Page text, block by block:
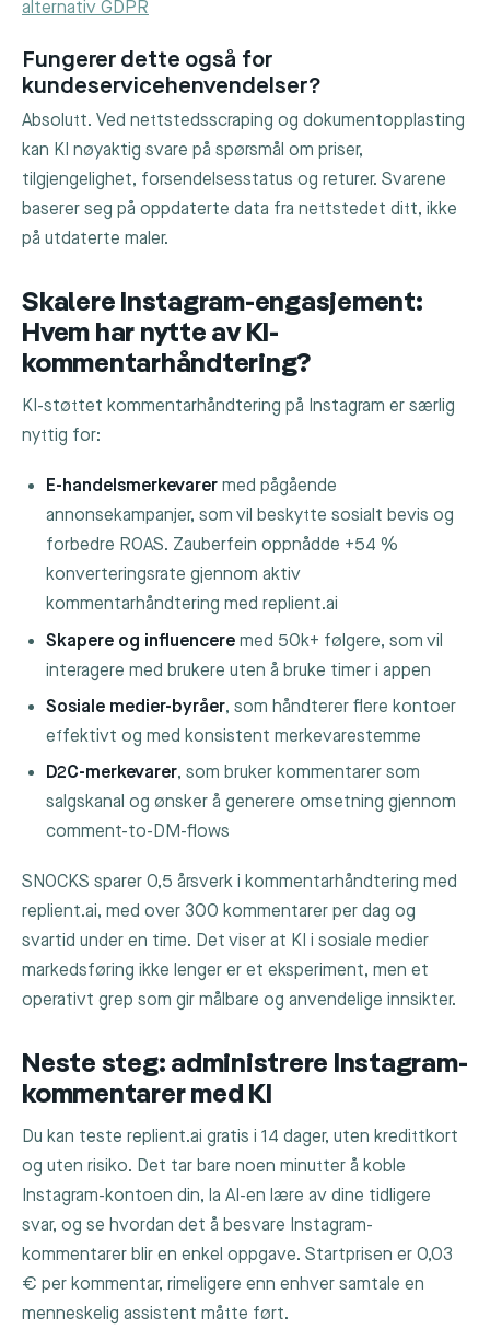
alternativ GDPR
Fungerer dette også for
kundeservicehenvendelser?
Absolutt. Ved nettstedsscraping og dokumentopplasting
kan KI nøyaktig svare på spørsmål om priser,
tilgjengelighet, forsendelsesstatus og returer. Svarene
baserer seg på oppdaterte data fra nettstedet ditt, ikke
på utdaterte maler.
Skalere Instagram-engasjement:
Hvem har nytte av KI-
kommentarhåndtering?
KI-støttet kommentarhåndtering på Instagram er særlig
nyttig for:
E-handelsmerkevarer med pågående
annonsekampanjer, som vil beskytte sosialt bevis og
forbedre ROAS. Zauberfein oppnådde +54 %
konverteringsrate gjennom aktiv
kommentarhåndtering med replient.ai
Skapere og influencere med 50k+ følgere, som vil
interagere med brukere uten å bruke timer i appen
Sosiale medier-byråer, som håndterer flere kontoer
effektivt og med konsistent merkevarestemme
D2C-merkevarer, som bruker kommentarer som
salgskanal og ønsker å generere omsetning gjennom
comment-to-DM-flows
SNOCKS sparer 0,5 årsverk i kommentarhåndtering med
replient.ai, med over 300 kommentarer per dag og
svartid under en time. Det viser at KI i sosiale medier
markedsføring ikke lenger er et eksperiment, men et
operativt grep som gir målbare og anvendelige innsikter.
Neste steg: administrere Instagram-
kommentarer med KI
Du kan teste replient.ai gratis i 14 dager, uten kredittkort
og uten risiko. Det tar bare noen minutter å koble
Instagram-kontoen din, la AI-en lære av dine tidligere
svar, og se hvordan det å besvare Instagram-
kommentarer blir en enkel oppgave. Startprisen er 0,03
€ per kommentar, rimeligere enn enhver samtale en
menneskelig assistent måtte ført.